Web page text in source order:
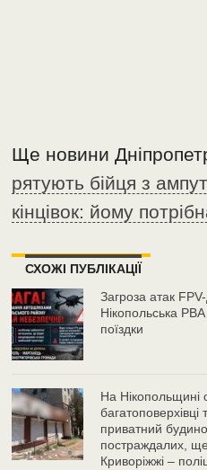
Ще новини
рятують бійця з
кінцівок: йому
СХОЖІ ПУБЛІКАЦІЇ
Загроза атак FPV-
Нікопольська
поїздки
На Нікопольщині
приватний
постраждалих,
Криворіжжі –